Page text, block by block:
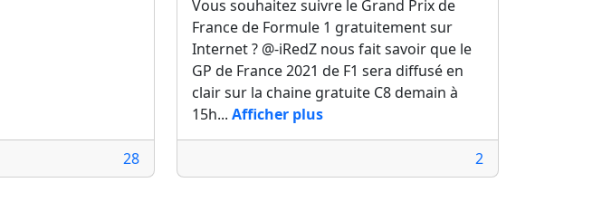
28
Vous souhaitez suivre le Grand Prix de
France de Formule 1 gratuitement sur
Internet ? @-iRedZ nous fait savoir que le
GP de France 2021 de F1 sera diffusé en
clair sur la chaine gratuite C8 demain à
15h... Afficher plus
2